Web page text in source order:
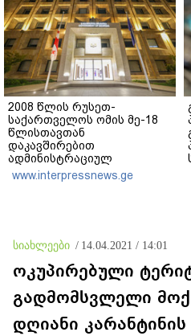
2008 წლის რუსეთ-
საქართველოს ომის მე-18
წლისთავთან
დაკავშირებით
ადმინისტრაციულ
შენობებზე სახელმწიფო
დროშები დაეშვა
www.interpressnews.ge
სიახლეები / 14.04.2021 / 14:01
ოკუპირებული
გადმომსვლელი
დღიანი